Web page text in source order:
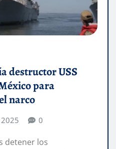
destructor USS
para
narco
0
detener los